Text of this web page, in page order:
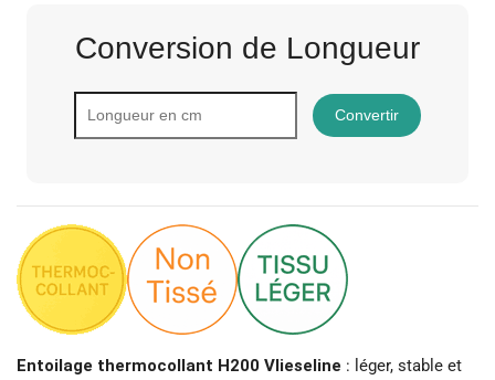
Conversion de Longueur
Convertir
Entoilage thermocollant H200 Vlieseline : léger, stable et